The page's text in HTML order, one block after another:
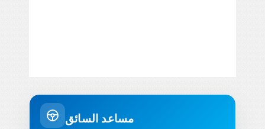
مساعد السائق